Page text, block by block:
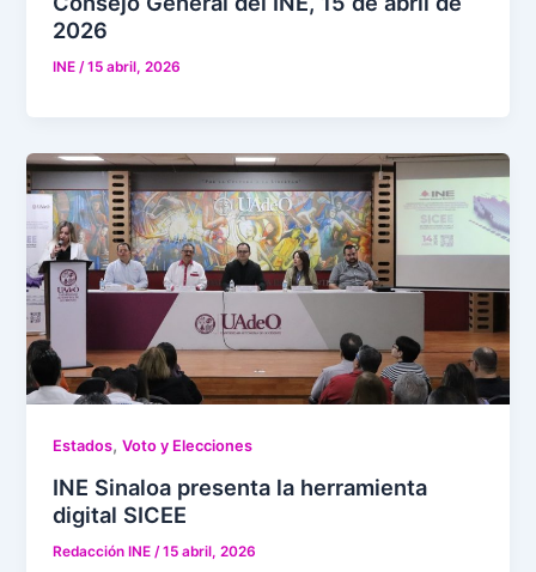
2026
INE /15 abril, 2026
Estados,Voto y Elecciones
INE Sinaloa presenta la herramienta
digital SICEE
Redacción INE /15 abril, 2026